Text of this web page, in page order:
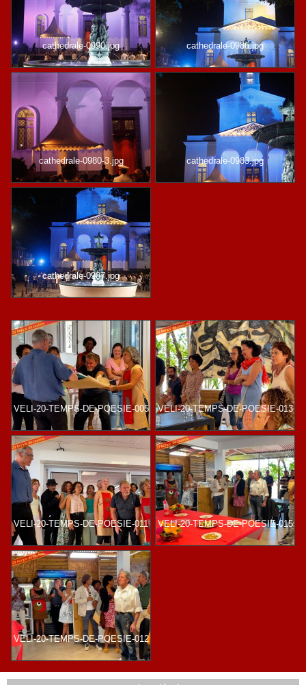
cathedrale-0990.jpg cathedrale-0986.jpg
cathedrale-0980-3.jpg cathedrale-0983.jpg
cathedrale-0987.jpg
VELI-20-TEMPS-DE-POESIE-005 VELI-20-TEMPS-DE-POESIE-013
VELI-20-TEMPS-DE-POESIE-011 VELI-20-TEMPS-DE-POESIE-015
VELI-20-TEMPS-DE-POESIE-012